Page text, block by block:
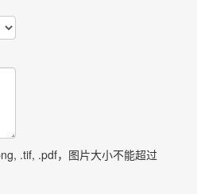
.tif, .pdf，图片大小不能超过